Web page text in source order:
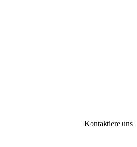
Kontaktiere uns